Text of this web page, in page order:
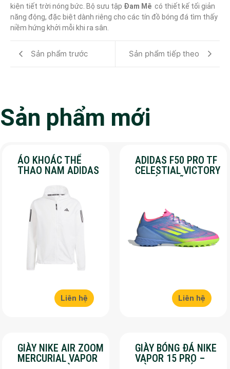
kiện tiết trời nóng bức. Bộ sưu tập Đam Mê có thiết kế tối giản
năng động, đặc biệt dành riêng cho các tín đồ bóng đá tìm thấy
niềm hứng khởi mỗi khi ra sân.
Sản phẩm trước Sản phẩm tiếp theo
Sản phẩm mới
ÁO KHOÁC THỂ
THAO NAM ADIDAS
MÀU TRẮNG
Liên hệ
ADIDAS F50 PRO TF
CELESTIAL VICTORY
– CHÍNH HÃNG –
Liên hệ
GIÀY NIKE AIR ZOOM
MERCURIAL VAPOR
GIÀY BÓNG ĐÁ NIKE
VAPOR 15 PRO –